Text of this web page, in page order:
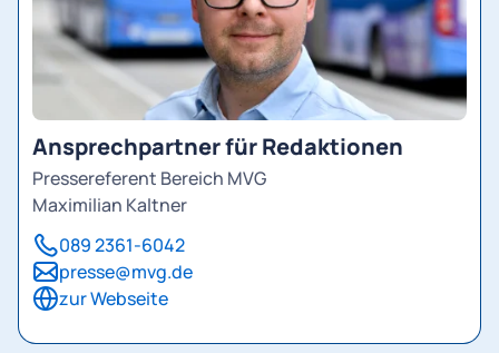
Ansprechpartner für Redaktionen
Pressereferent Bereich MVG
Maximilian Kaltner
089 2361-6042
presse@mvg.de
zur Webseite